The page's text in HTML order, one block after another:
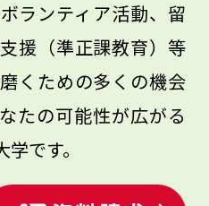
ランティア活動、留
援（準正課教育）等
くための多くの機会
たの可能性が広がる
です。